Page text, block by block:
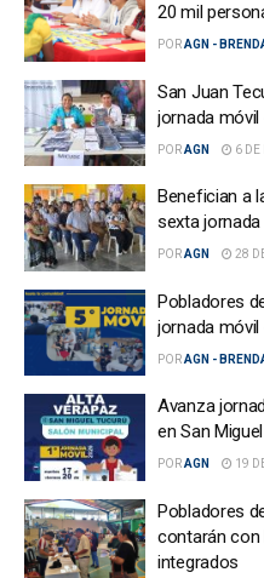
20 mil
PORAGN -
San Juan
jornada
PORAGN 6
Benefician a
sexta
PORAGN 28
Pobladores
jornada
PORAGN -
Avanza
en San
PORAGN 19
Pobladores
contarán con
integrados